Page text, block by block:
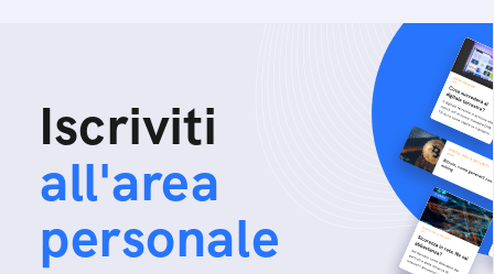
Iscriviti
all'area
personale